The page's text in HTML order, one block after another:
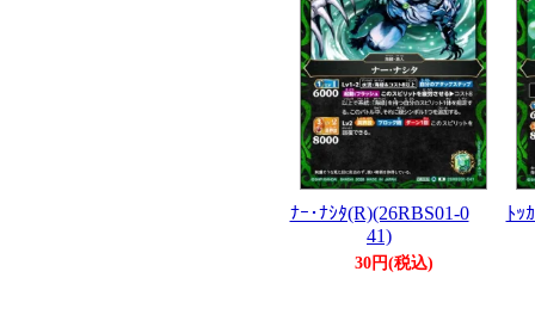
ﾅｰ･ﾅｼﾀ(R)(26RBS01-0
41)
30円(税込)
ﾄｯ